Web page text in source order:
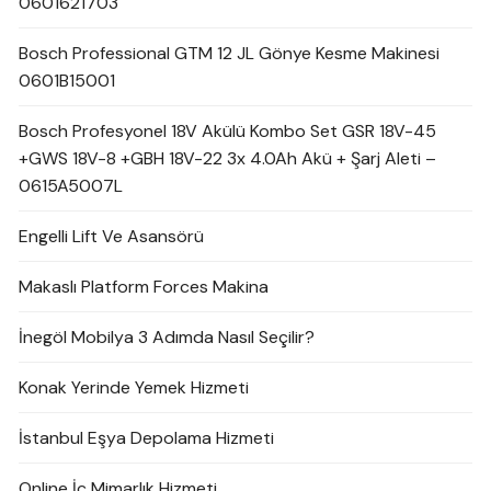
Bosch Professional GTM 12 JL Gönye Kesme Makinesi
0601B15001
Bosch Profesyonel 18V Akülü Kombo Set GSR 18V-45
+GWS 18V-8 +GBH 18V-22 3x 4.0Ah Akü + Şarj Aleti –
0615A5007L
Engelli Lift Ve Asansörü
Makaslı Platform Forces Makina
İnegöl Mobilya 3 Adımda Nasıl Seçilir?
Konak Yerinde Yemek Hizmeti
İstanbul Eşya Depolama Hizmeti